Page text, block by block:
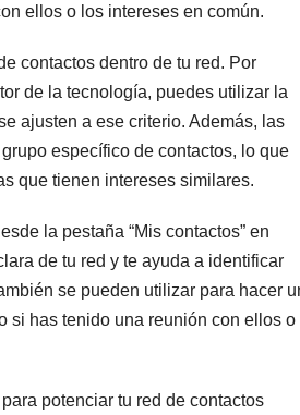
ellos o los intereses en común.
contactos dentro de tu red. Por
de la tecnología, puedes utilizar la
ajusten a ese criterio. Además, las
específico de contactos, lo que
que tienen intereses similares.
la pestaña “Mis contactos” en
de tu red y te ayuda a identificar
se pueden utilizar para hacer
si has tenido una reunión con ellos o
potenciar tu red de contactos